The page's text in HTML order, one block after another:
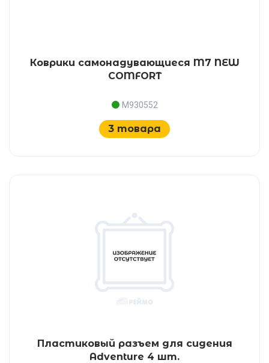
Коврики самонадувающиеся M7 NEW
COMFORT
M930552
3 товара
Пластиковый разъем для сидения
Adventure 4 шт.